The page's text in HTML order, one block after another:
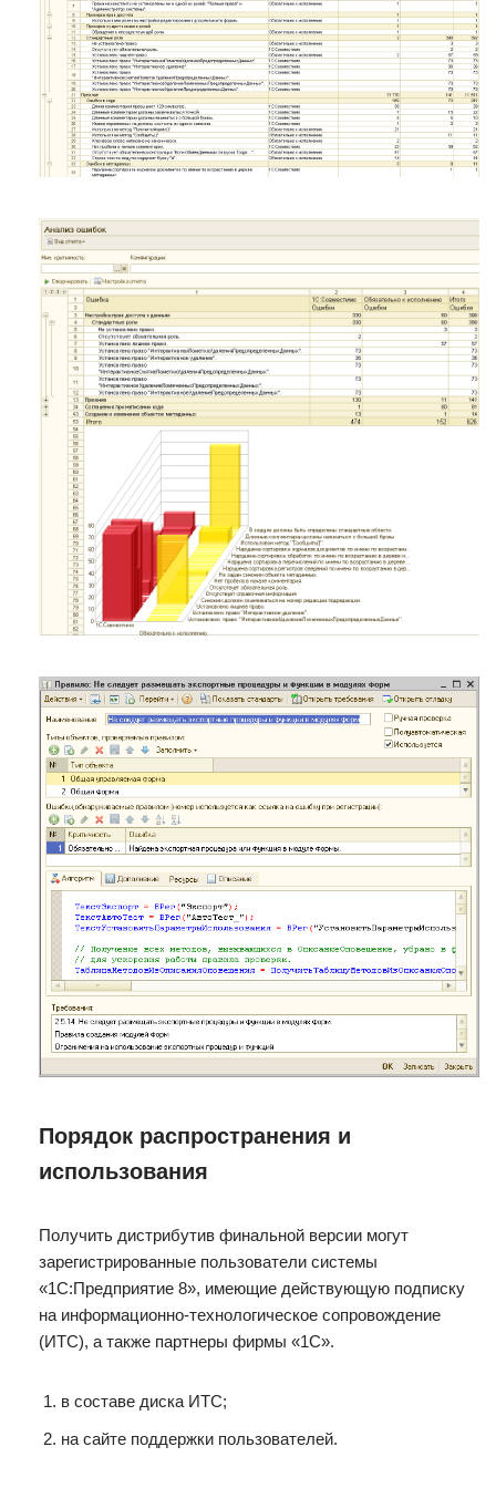
Порядок распространения и
использования
Получить дистрибутив финальной версии могут
зарегистрированные пользователи системы
«1С:Предприятие 8», имеющие действующую подписку
на информационно-технологическое сопровождение
(ИТС), а также партнеры фирмы «1С».
в составе диска ИТС;
на сайте поддержки пользователей.